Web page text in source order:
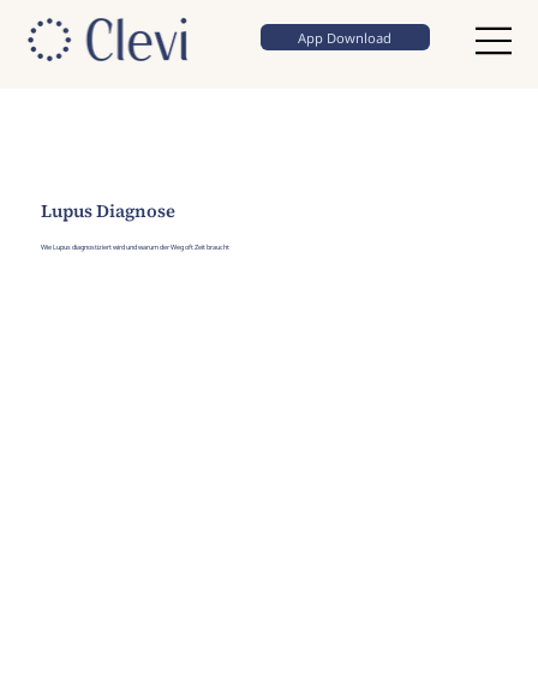
App Download
Lupus Diagnose
Wie Lupus diagnostiziert wird und warum der Weg oft Zeit braucht